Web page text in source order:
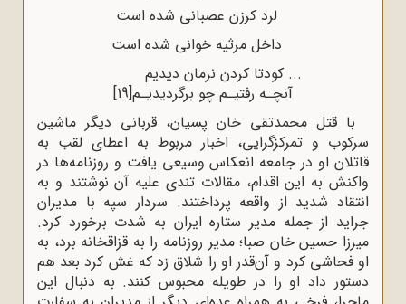
لرد کرزن عصبانی شده است
داخل مرثیه خوانی شده است
... کودتا کردن نرمان دیدیم
آنچـه رفتیـم چو برگردیدیـم[19]
با قتل محمدتقی خان پسیان، قربانی دیگر ماشین
سرکوب و تمرکزگرایی، اخبار مربوط به اعطای لقب به
قاتلان او در جامعه انعکاس وسیعی یافت و روزنامه‌ها در
واکنش به این اقدام، مقالات تندی علیه آن نوشتند و به
انتقاد شدید از واقعه‌ پرداختند. سردار سپه با مدیران
جراید از جمله مدیر ستاره ایران به شدت برخورد کرد.
میرزا حسین خان صبا؛ مدیر روزنامه را به قزاقخانه برد، به
او فحاشی کرد و آن‌قدر او را شلاق زد که غش کرد بعد هم
دستور داد او را در طویله محبوس کنند. به دنبال این